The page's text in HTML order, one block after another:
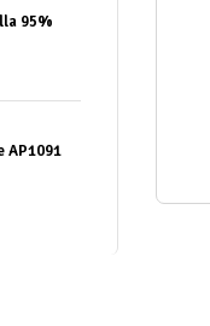
95%
AP1091